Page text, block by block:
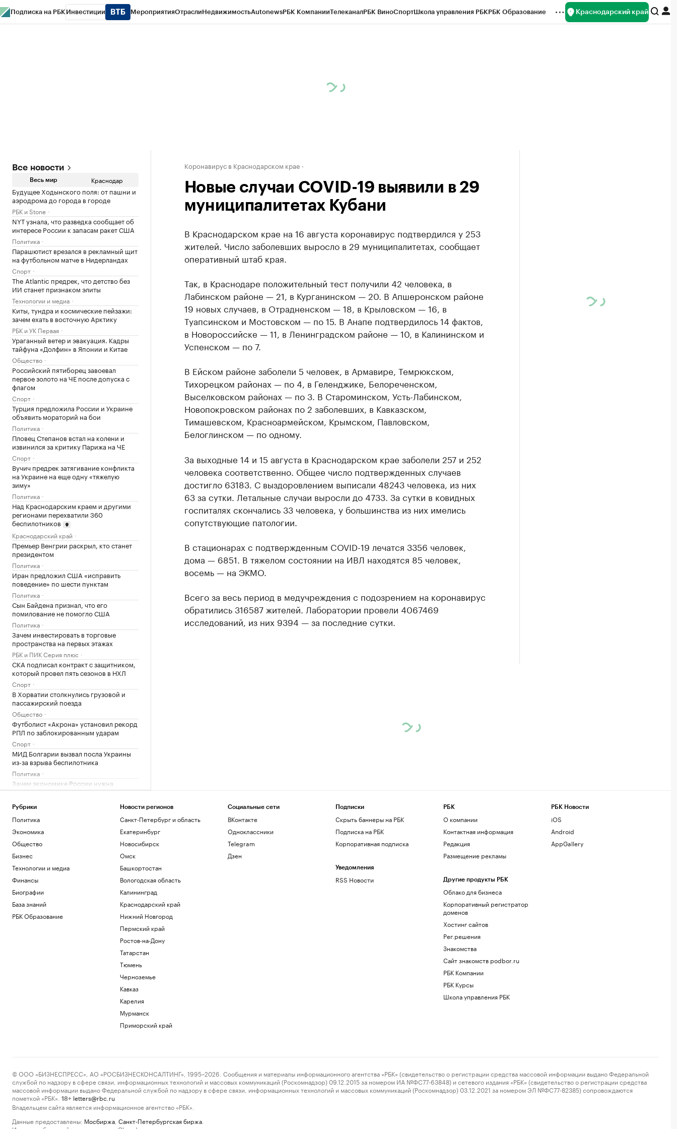
Подписка на РБК Инвестиции МероприятияОтраслиНедвижимостьAutonewsРБК КомпанииТелеканалРБК ВиноСпортШкола управления РБКРБК Образование Краснодарский край
Все новости
Весь мир Краснодар
Будущее Ходынского поля: от пашни и
аэродрома до города в городе
РБК и Stone
NYT узнала, что разведка сообщает об
интересе России к запасам ракет США
Политика
Парашютист врезался в рекламный щит
на футбольном матче в Нидерландах
Спорт
The Atlantic предрек, что детство без
ИИ станет признаком элиты
Технологии и медиа
Киты, тундра и космические пейзажи:
зачем ехать в восточную Арктику
РБК и УК Первая
Ураганный ветер и эвакуация. Кадры
тайфуна «Долфин» в Японии и Китае
Общество
Российский пятиборец завоевал
первое золото на ЧЕ после допуска с
флагом
Спорт
Турция предложила России и Украине
объявить мораторий на бои
Политика
Пловец Степанов встал на колени и
извинился за критику Парижа на ЧЕ
Спорт
Вучич предрек затягивание конфликта
на Украине на еще одну «тяжелую
зиму»
Политика
Над Краснодарским краем и другими
регионами перехватили 360
беспилотников
Краснодарский край
Премьер Венгрии раскрыл, кто станет
президентом
Политика
Иран предложил США «исправить
поведение» по шести пунктам
Политика
Сын Байдена признал, что его
помилование не помогло США
Политика
Зачем инвестировать в торговые
пространства на первых этажах
РБК и ПИК Серия плюс
СКА подписал контракт с защитником,
который провел пять сезонов в НХЛ
Спорт
В Хорватии столкнулись грузовой и
пассажирский поезда
Общество
Футболист «Акрона» установил рекорд
РПЛ по заблокированным ударам
Спорт
МИД Болгарии вызвал посла Украины
из-за взрыва беспилотника
Политика
Зачем экономике России нужна
товарная биржа
РБК и Петербургская Биржа
Коронавирус в Краснодарском крае
Новые случаи COVID-19 выявили в 29
муниципалитетах Кубани
В Краснодарском крае на 16 августа коронавирус подтвердился у 253
жителей. Число заболевших выросло в 29 муниципалитетах, сообщает
оперативный штаб края.
Так, в Краснодаре положительный тест получили 42 человека, в
Лабинском районе — 21, в Курганинском — 20. В Апшеронском районе
19 новых случаев, в Отрадненском — 18, в Крыловском — 16, в
Туапсинском и Мостовском — по 15. В Анапе подтвердилось 14 фактов,
в Новороссийске — 11, в Ленинградском районе — 10, в Калининском и
Успенском — по 7.
В Ейском районе заболели 5 человек, в Армавире, Темрюкском,
Тихорецком районах — по 4, в Геленджике, Белореченском,
Выселковском районах — по 3. В Староминском, Усть-Лабинском,
Новопокровском районах по 2 заболевших, в Кавказском,
Тимашевском, Красноармейском, Крымском, Павловском,
Белоглинском — по одному.
За выходные 14 и 15 августа в Краснодарском крае заболели 257 и 252
человека соответственно. Общее число подтвержденных случаев
достигло 63183. С выздоровлением выписали 48243 человека, из них
63 за сутки. Летальные случаи выросли до 4733. За сутки в ковидных
госпиталях скончались 33 человека, у большинства из них имелись
сопутствующие патологии.
В стационарах с подтвержденным COVID-19 лечатся 3356 человек,
дома — 6851. В тяжелом состоянии на ИВЛ находятся 85 человек,
восемь — на ЭКМО.
Всего за весь период в медучреждения с подозрением на коронавирус
обратились 316587 жителей. Лаборатории провели 4067469
исследований, из них 9394 — за последние сутки.
Рубрики
Политика
Экономика
Общество
Бизнес
Технологии и медиа
Финансы
Биографии
База знаний
РБК Образование
Новости регионов
Санкт-Петербург и область
Екатеринбург
Новосибирск
Омск
Башкортостан
Вологодская область
Калининград
Краснодарский край
Нижний Новгород
Пермский край
Ростов-на-Дону
Татарстан
Тюмень
Черноземье
Кавказ
Карелия
Мурманск
Приморский край
Социальные сети
ВКонтакте
Одноклассники
Telegram
Дзен
Подписки
Скрыть баннеры на РБК
Подписка на РБК
Корпоративная подписка
Уведомления
RSS Новости
РБК
О компании
Контактная информация
Редакция
Размещение рекламы
Другие продукты РБК
Облако для бизнеса
Корпоративный регистратор
доменов
Хостинг сайтов
Рег.решения
Знакомства
Сайт знакомств podbor.ru
РБК Компании
РБК Курсы
Школа управления РБК
РБК Новости
iOS
Android
AppGallery
© ООО «БИЗНЕСПРЕСС», АО «РОСБИЗНЕСКОНСАЛТИНГ», 1995–2026. Сообщения и материалы информационного агентства «РБК» (свидетельство о регистрации средства массовой информации выдано Федеральной
службой по надзору в сфере связи, информационных технологий и массовых коммуникаций (Роскомнадзор) 09.12.2015 за номером ИА №ФС77-63848) и сетевого издания «РБК» (свидетельство о регистрации средства
массовой информации выдано Федеральной службой по надзору в сфере связи, информационных технологий и массовых коммуникаций (Роскомнадзор) 03.12.2021 за номером ЭЛ №ФС77-82385) сопровождаются
пометкой «РБК».
18+ letters@rbc.ru
Владельцем сайта является информационное агентство «РБК».
Данные предоставлены: Мосбиржа Санкт-Петербургская биржа